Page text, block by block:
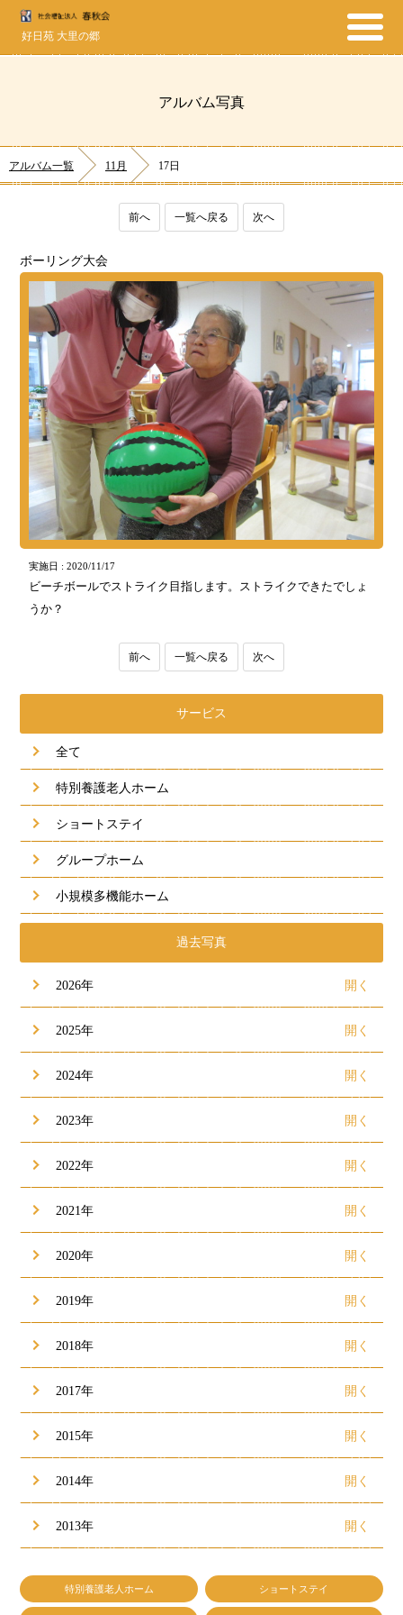
好日苑 大里の郷
アルバム写真
アルバム一覧 11月 17日
サービス
全て
特別養護老人ホーム
ショートステイ
グループホーム
小規模多機能ホーム
過去写真
2026年
2025年
2024年
2023年
2022年
2021年
2020年
2019年
2018年
2017年
2015年
2014年
2013年
前へ 一覧へ戻る 次へ
ボーリング大会
実施日 : 2020/11/17
ビーチボールでストライク目指します。ストライクできたでしょ
うか？
前へ 一覧へ戻る 次へ
特別養護老人ホーム ショートステイ